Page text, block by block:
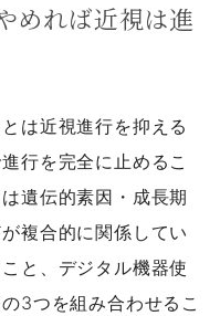
めれば近視は進
は近視進行を抑える
行を完全に止めるこ
遺伝的素因・成長期
複合的に関係してい
と、デジタル機器使
3つを組み合わせるこ